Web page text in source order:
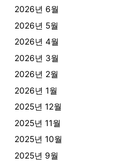
2026년 6월
2026년 5월
2026년 4월
2026년 3월
2026년 2월
2026년 1월
2025년 12월
2025년 11월
2025년 10월
2025년 9월